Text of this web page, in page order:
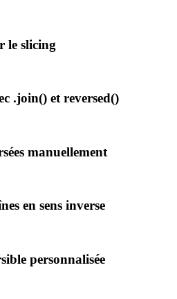
le slicing
.join() et reversed()
manuellement
en sens inverse
personnalisée